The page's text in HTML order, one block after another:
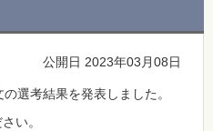
公開日 2023年03月08日
選考結果を発表しました。
い。